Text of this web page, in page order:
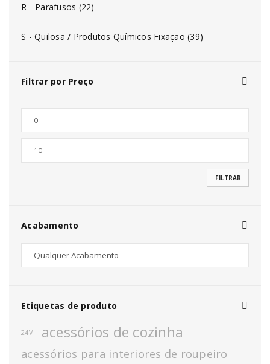
R - Parafusos (22)
S - Quilosa / Produtos Químicos Fixação (39)
Filtrar por Preço
FILTRAR
Acabamento
Etiquetas de produto
24V acessórios de cozinha
acessórios para interiores de roupeiro